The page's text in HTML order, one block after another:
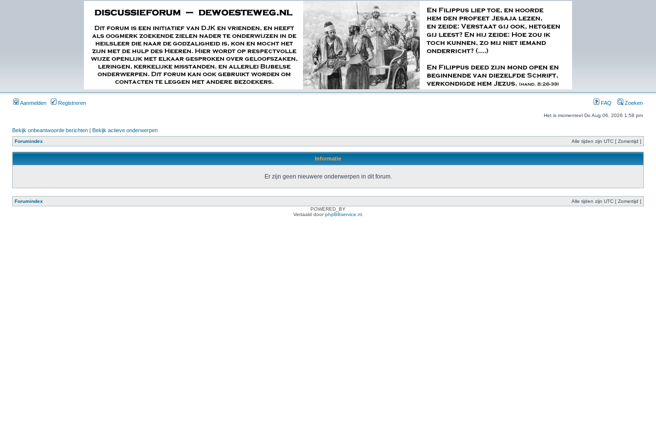
Aanmelden Registreren FAQ Zoeken
Het is momenteel Do Aug 06, 2026 1:58 pm
Bekijk onbeantwoorde berichten | Bekijk actieve onderwerpen
Forumindex Alle tijden zijn UTC [ Zomertijd ]
Informatie
Er zijn geen nieuwere onderwerpen in dit forum.
Forumindex
Alle tijden zijn UTC [ Zomertijd ]
POWERED_BY
Vertaald doorphpBBservice.nl.